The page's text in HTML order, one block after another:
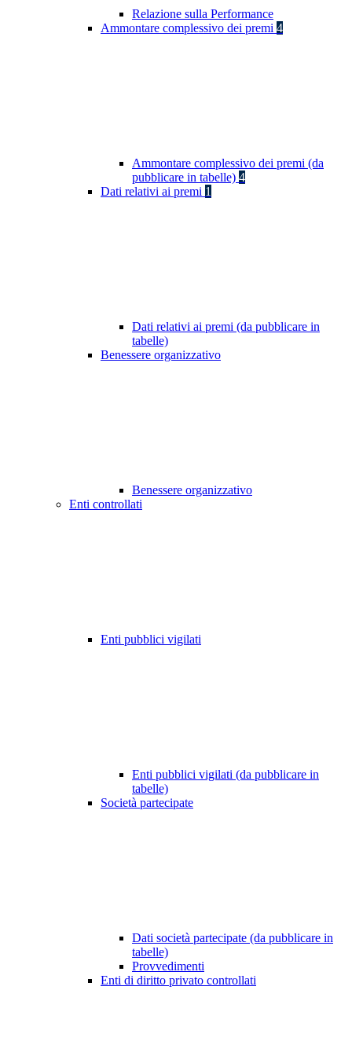
Relazione sulla Performance
Ammontare complessivo dei premi 4
Ammontare complessivo dei premi (da
pubblicare in tabelle) 4
Dati relativi ai premi 1
Dati relativi ai premi (da pubblicare in
tabelle)
Benessere organizzativo
Benessere organizzativo
Enti controllati
Enti pubblici vigilati
Enti pubblici vigilati (da pubblicare in
tabelle)
Società partecipate
Dati società partecipate (da pubblicare in
tabelle)
Provvedimenti
Enti di diritto privato controllati